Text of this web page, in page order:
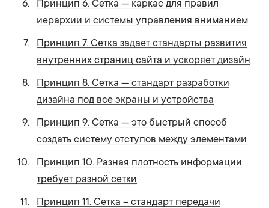
Принцип 6. Сетка — каркас для правил
иерархии и системы управления вниманием
Принцип 7. Сетка задает стандарты развития
внутренних страниц сайта и ускоряет дизайн
Принцип 8. Сетка — стандарт разработки
дизайна под все экраны и устройства
Принцип 9. Сетка — это быстрый способ
создать систему отступов между элементами
Принцип 10. Разная плотность информации
требует разной сетки
Принцип 11. Сетка – стандарт передачи